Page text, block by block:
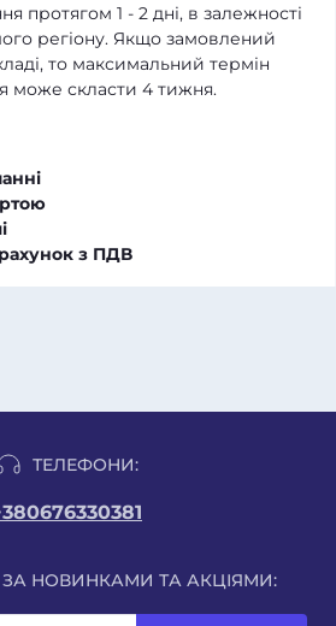
протягом 1 - 2 дні, в залежності
регіону. Якщо замовлений
то максимальний термін
може скласти 4 тижня.
з ПДВ
ТЕЛЕФОНИ:
ЗА НОВИНКАМИ ТА АКЦІЯМИ: